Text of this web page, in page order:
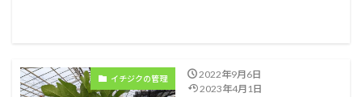
イチジクの管理
2022年9月6日
2023年4月1日